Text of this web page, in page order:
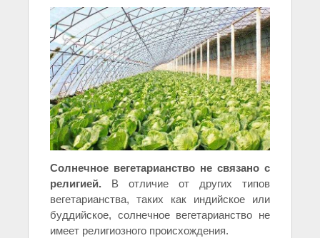
Солнечное вегетарианство не связано с
религией. В отличие от других типов
вегетарианства, таких как индийское или
буддийское, солнечное вегетарианство не
имеет религиозного происхождения.